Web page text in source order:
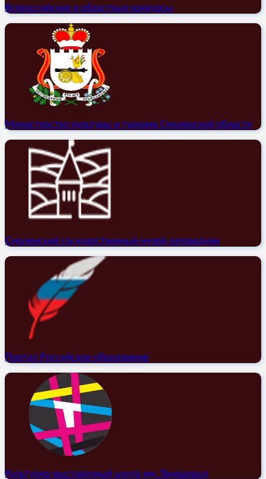
Всероссийские и областные конкурсы
Министерство культуры и туризма Смоленской области
Смоленский государственный музей-заповедник
Портал Российское образование
Культурно-выставочный центр им. Тенишевых